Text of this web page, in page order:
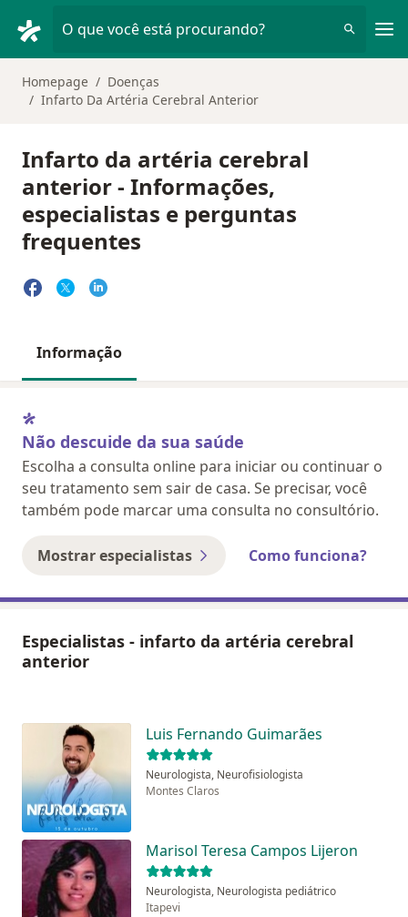
O que você está procurando?
Homepage
Doenças
Infarto Da Artéria Cerebral Anterior
Infarto da artéria cerebral
anterior - Informações,
especialistas e perguntas
frequentes
Informação
Não descuide da sua saúde
Escolha a consulta online para iniciar ou continuar o
seu tratamento sem sair de casa. Se precisar, você
também pode marcar uma consulta no consultório.
Mostrar especialistas Como funciona?
Especialistas - infarto da artéria cerebral
anterior
Luis Fernando Guimarães
Neurologista, Neurofisiologista
Montes Claros
Marisol Teresa Campos Lijeron
Neurologista, Neurologista pediátrico
Itapevi